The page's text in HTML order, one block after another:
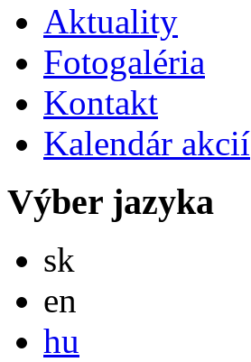
Aktuality
Fotogaléria
Kontakt
Kalendár akcií
Výber jazyka
sk
en
hu